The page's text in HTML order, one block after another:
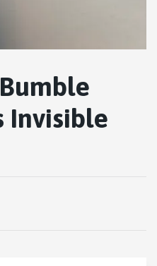
Invisible